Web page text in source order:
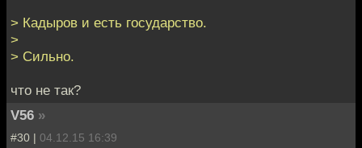
> Кадыров и есть государство.
>
> Сильно.
что не так?
V56 »
#30 | 04.12.15 16:39